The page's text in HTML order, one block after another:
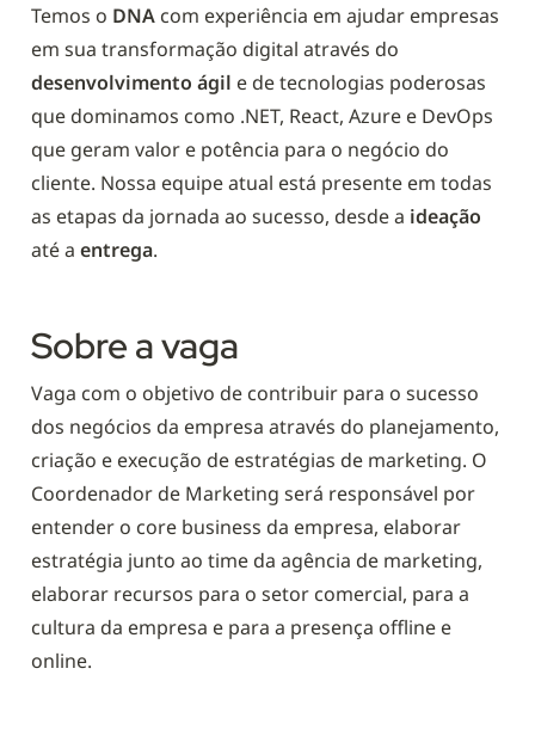
Temos o DNA com experiência em ajudar empresas
desenvolvimento ágil e de tecnologias poderosas
que dominamos como .NET, React, Azure e DevOps
que geram valor e potência para o negócio do
cliente. Nossa equipe atual está presente em todas
as etapas da jornada ao sucesso, desde a
até a entrega.
Sobre a vaga
Vaga com o objetivo de contribuir para o sucesso
dos negócios da empresa através do planejamento,
criação e execução de estratégias de marketing. O
Coordenador de Marketing será responsável por
entender o core business da empresa, elaborar
estratégia junto ao time da agência de marketing,
elaborar recursos para o setor comercial, para a
cultura da empresa e para a presença offline e
online.